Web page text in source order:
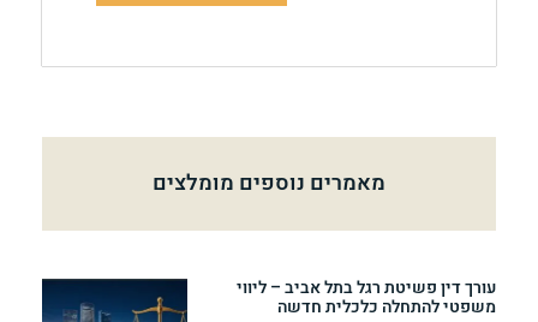
מאמרים נוספים מומלצים
עורך דין פשיטת רגל בתל אביב – ליווי
משפטי להתחלה כלכלית חדשה